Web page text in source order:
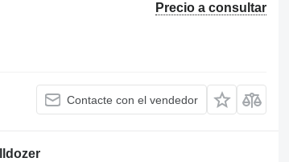
Precio a consultar
Contacte con el vendedor